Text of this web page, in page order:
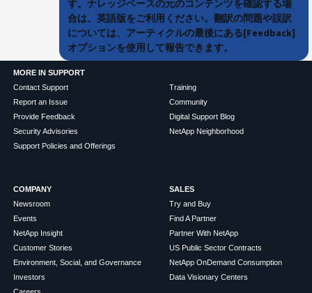
す。ナレッジベースの元のコンテンツを確認する場
合は、英語版をご利用ください。翻訳の問題や誤訳
については、アーティクルの最後にある[Feedback]
オプションを使用して報告できます。
MORE IN SUPPORT
Contact Support
Report an Issue
Provide Feedback
Security Advisories
Support Policies and Offerings
Training
Community
Digital Support Blog
NetApp Neighborhood
COMPANY
Newsroom
Events
NetApp Insight
Customer Stories
Environment, Social, and Governance
Investors
SALES
Try and Buy
Find A Partner
Partner With NetApp
US Public Sector Contracts
NetApp OnDemand Consumption
Data Visionary Centers